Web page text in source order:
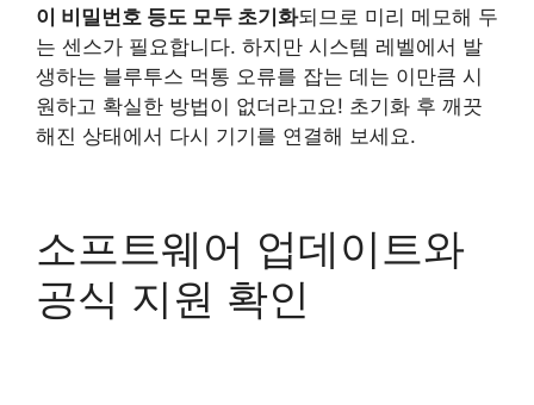
이 비밀번호 등도 모두 초기화되므로 미리 메모해 두
는 센스가 필요합니다. 하지만 시스템 레벨에서 발
생하는 블루투스 먹통 오류를 잡는 데는 이만큼 시
원하고 확실한 방법이 없더라고요! 초기화 후 깨끗
해진 상태에서 다시 기기를 연결해 보세요.
소프트웨어 업데이트와
공식 지원 확인